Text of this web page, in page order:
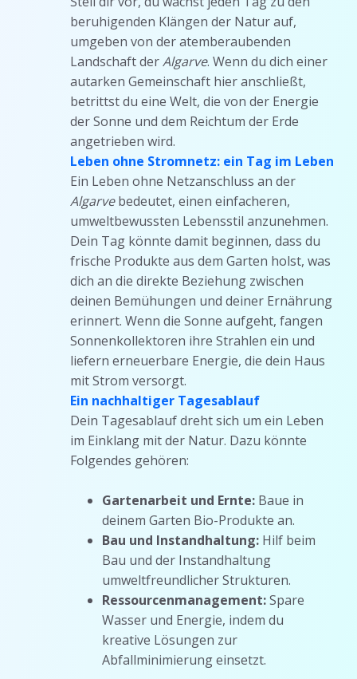
beruhigenden Klängen der Natur auf,
umgeben von der atemberaubenden
Landschaft derAlgarve. Wenn du dich einer
autarken Gemeinschaft hier anschließt,
betrittst du eine Welt, die von der Energie
der Sonne und dem Reichtum der Erde
angetrieben wird.
Leben ohne Stromnetz: ein Tag im Leben
Ein Leben ohne Netzanschluss an der
Algarvebedeutet, einen einfacheren,
umweltbewussten Lebensstil anzunehmen.
Dein Tag könnte damit beginnen, dass du
frische Produkte aus dem Garten holst, was
dich an die direkte Beziehung zwischen
deinen Bemühungen und deiner Ernährung
erinnert. Wenn die Sonne aufgeht, fangen
Sonnenkollektoren ihre Strahlen ein und
liefern erneuerbare Energie, die dein Haus
mit Strom versorgt.
Ein nachhaltiger Tagesablauf
Dein Tagesablauf dreht sich um ein Leben
im Einklang mit der Natur. Dazu könnte
Folgendes gehören:
Gartenarbeit und Ernte: Baue in
deinem Garten Bio-Produkte an.
Bau und Instandhaltung: Hilf beim
Bau und der Instandhaltung
umweltfreundlicher Strukturen.
Ressourcenmanagement:Spare
Wasser und Energie, indem du
kreative Lösungen zur
Abfallminimierung einsetzt.